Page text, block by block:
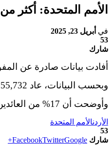
الأمم المتحدة: أكثر من 55 ألف لاجئ سوري في الأردن عادوا إلى بلادهم منذ سقوط نظام الأسد
في أبريل 23, 2025
53
شارك
أفادت بيانات صادرة عن المفوضية السامية
وبحسب البيانات، عاد 55,732 خلال الفترة الممتدة بين 8 كانون الأول 2024 وحتى 12 نيسان 2025.
وأوضحت أن 17% من العائدين هم من المقيمين في المخيمات، و83% من المقيمين خارجها.
الأردنالأمم المتحدة
53
شارك
FacebookTwitterGoogle+